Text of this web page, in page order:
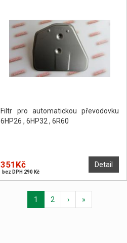
Filtr pro automatickou převodovku
6HP26 , 6HP32 , 6R60
Detail
351Kč
bez DPH 290 Kč
1 2 › »